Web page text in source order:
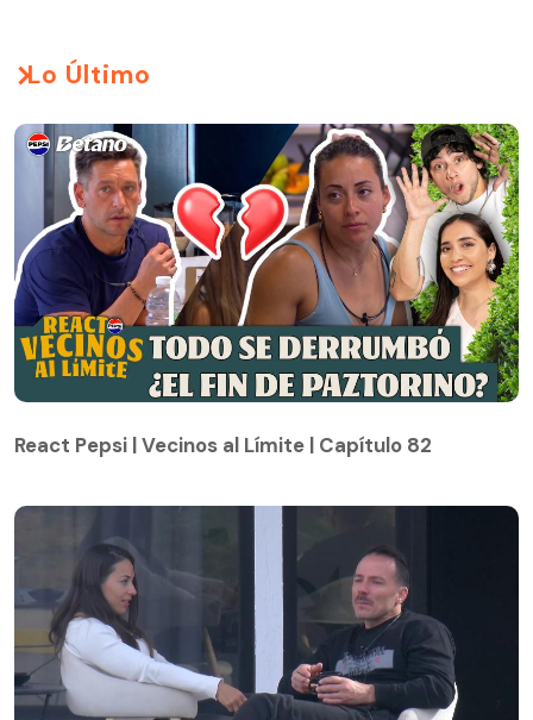
Lo Último
React Pepsi | Vecinos al Límite | Capítulo 82